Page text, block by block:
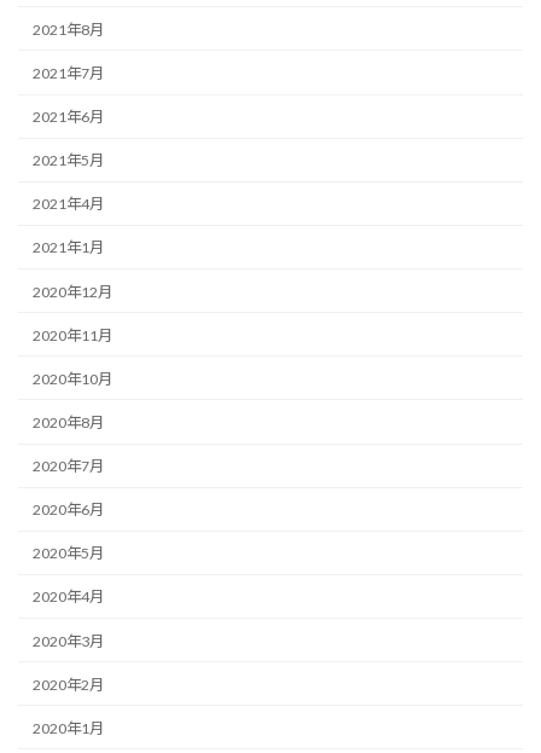
2021年8月
2021年7月
2021年6月
2021年5月
2021年4月
2021年1月
2020年12月
2020年11月
2020年10月
2020年8月
2020年7月
2020年6月
2020年5月
2020年4月
2020年3月
2020年2月
2020年1月